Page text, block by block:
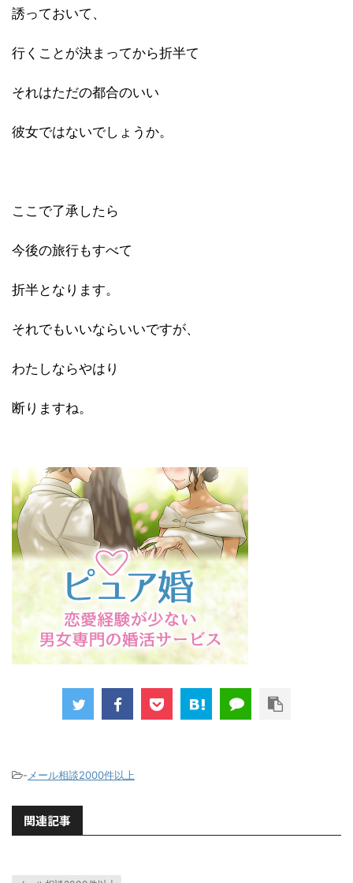
誘っておいて、
行くことが決まってから折半て
それはただの都合のいい
彼女ではないでしょうか。
ここで了承したら
今後の旅行もすべて
折半となります。
それでもいいならいいですが、
わたしならやはり
断りますね。
- メール相談2000件以上
関連記事